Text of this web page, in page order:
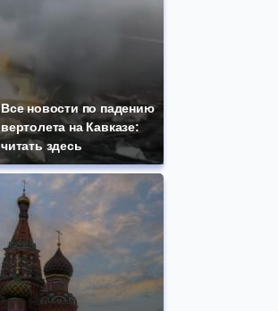
Все новости по падению
вертолета на Кавказе:
читать здесь